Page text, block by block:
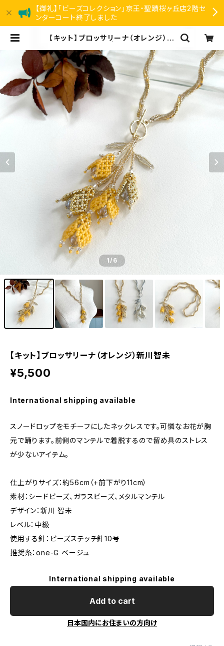
【御礼】「ビーズコレクション」京王・聖蹟桜ヶ丘店2階セ
ンターコート終了しました
【キット】ブロッサリーナ（オレンジ）新
1/6
【キット】ブロッサリーナ（オレンジ）新川智未
¥5,500
International shipping available
スノードロップをモチーフにしたネックレスです。可憐なお花が胸
元で踊ります。前側のマンテルで着脱するので留め具のストレス
が少ないアイテム。
仕上がりサイズ：約56cm（+前下がり11cm）
素材：シードビーズ、ガラスビーズ、メタルマンテル
デザイン：新川 智未
レベル：中級
使用する針：ビーズステッチ針10号
推奨糸：one-G ベージュ
International shipping available
Add to cart
日本国内にお住まいの方向け